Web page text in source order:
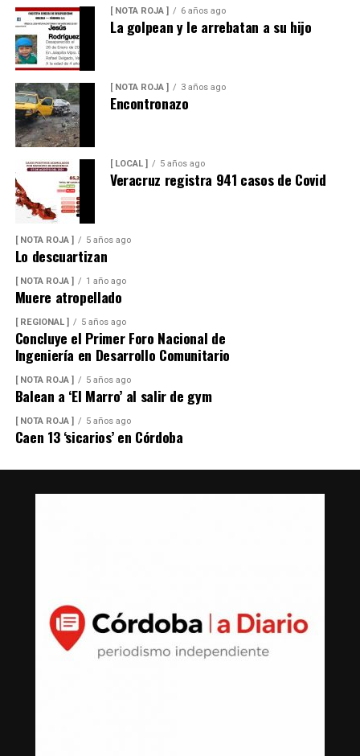
[ NOTA ROJA ] 6 años ago
La golpean y le arrebatan a su hijo
[ NOTA ROJA ] 3 años ago
Encontronazo
[ LOCAL ] 5 años ago
Veracruz registra 941 casos de Covid
[ NOTA ROJA ] 5 años ago
Lo descuartizan
[ NOTA ROJA ] 1 año ago
Muere atropellado
[ REGIONAL ] 5 años ago
Concluye el Primer Foro Nacional de
Ingeniería en Desarrollo Comunitario
[ NOTA ROJA ] 5 años ago
Balean a ‘El Marro’ al salir de gym
[ NOTA ROJA ] 5 años ago
Caen 13 ‘sicarios’ en Córdoba